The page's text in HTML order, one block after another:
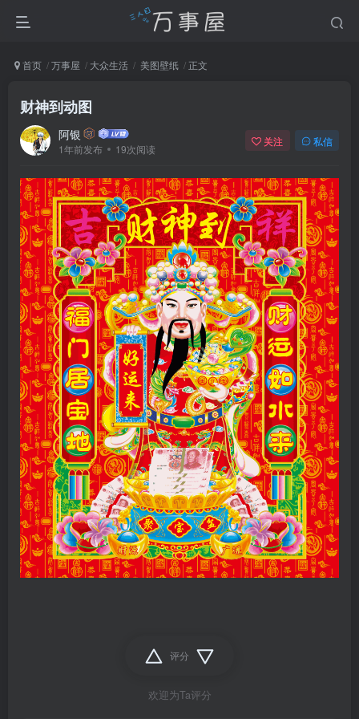
首页 万事屋 大众生活 美图壁纸 正文
财神到动图
阿银
1年前发布 19次阅读
关注 私信
评分
欢迎为Ta评分